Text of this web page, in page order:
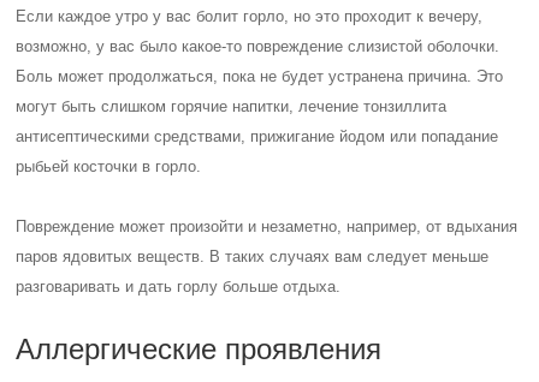
Если каждое утро у вас болит горло, но это проходит к вечеру,
возможно, у вас было какое-то повреждение слизистой оболочки.
Боль может продолжаться, пока не будет устранена причина. Это
могут быть слишком горячие напитки, лечение тонзиллита
антисептическими средствами, прижигание йодом или попадание
рыбьей косточки в горло.
Повреждение может произойти и незаметно, например, от вдыхания
паров ядовитых веществ. В таких случаях вам следует меньше
разговаривать и дать горлу больше отдыха.
Аллергические проявления